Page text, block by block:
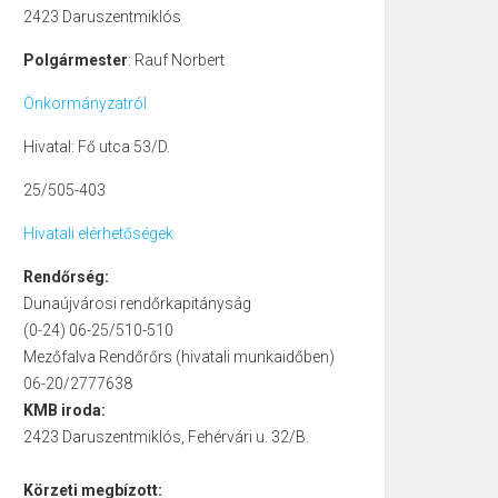
2423 Daruszentmiklós
Polgármester: Rauf Norbert
Önkormányzatról
Hivatal: Fő utca 53/D.
25/505-403
Hivatali elérhetőségek
Rendőrség:
Dunaújvárosi rendőrkapitányság
(0-24) 06-25/510-510
Mezőfalva Rendőrőrs (hivatali munkaidőben)
06-20/2777638
KMB iroda:
2423 Daruszentmiklós, Fehérvári u. 32/B.
Körzeti megbízott: